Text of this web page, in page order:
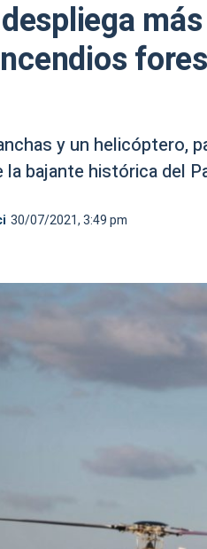
y un helicóptero,
la bajante histórica del
30/07/2021, 3:49 pm